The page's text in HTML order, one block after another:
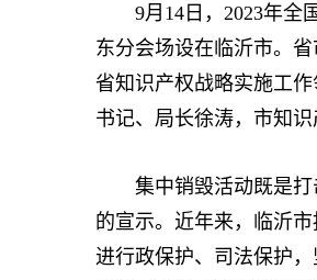
9月14日，2023年全国
东分会场设在临沂市。
省知识产权战略实施工
书记、局长徐涛，市知
集中销毁活动既是打
的宣示。近年来，临沂
进行政保护、司法保护